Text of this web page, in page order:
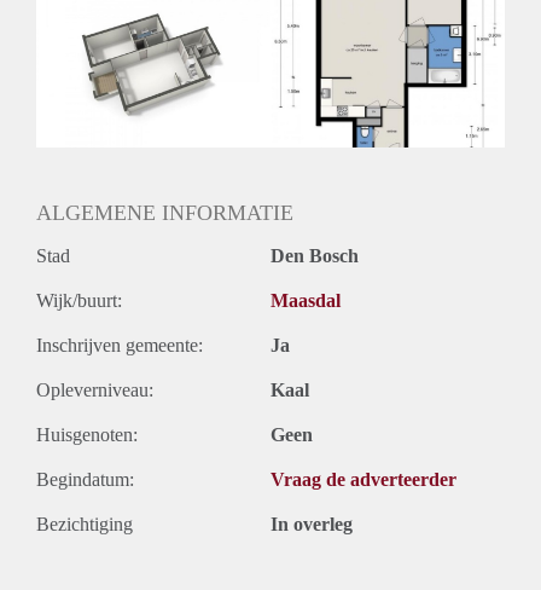
ALGEMENE INFORMATIE
Stad Den Bosch
Wijk/buurt: Maasdal
Inschrijven gemeente: Ja
Opleverniveau: Kaal
Huisgenoten: Geen
Begindatum: Vraag de adverteerder
Bezichtiging In overleg